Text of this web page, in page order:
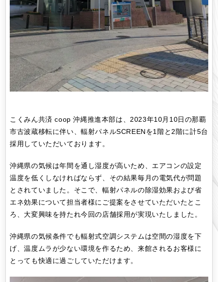
こくみん共済 coop 沖縄推進本部は、2023年10月10日の那覇
市古波蔵移転に伴い、輻射パネルSCREENを1階と2階に計5台
採用していただいております。
沖縄県の気候は年間を通し湿度が高いため、エアコンの設定
温度を低くしなければならず、その結果毎月の電気代が問題
とされていました。そこで、輻射パネルの除湿効果および省
エネ効果について担当者様にご提案をさせていただいたとこ
ろ、大変興味を持たれ今回の店舗採用が実現いたしました。
沖縄県の気候条件でも輻射式空調システムは空間の湿度を下
げ、温度ムラが少ない環境を作るため、来館されるお客様に
とっても快適に過ごしていただけます。